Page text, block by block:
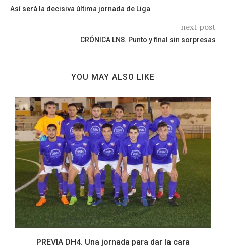
Así será la decisiva última jornada de Liga
next post
CRÓNICA LN8. Punto y final sin sorpresas
YOU MAY ALSO LIKE
PREVIA DH4. Una jornada para dar la cara